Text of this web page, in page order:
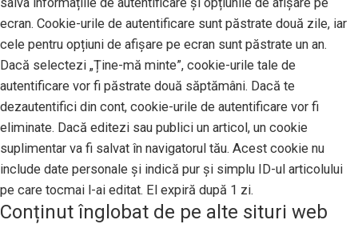
ecran. Cookie-urile de autentificare sunt păstrate două zile, iar
cele pentru opțiuni de afișare pe ecran sunt păstrate un an.
Dacă selectezi „Ține-mă minte”, cookie-urile tale de
autentificare vor fi păstrate două săptămâni. Dacă te
dezautentifici din cont, cookie-urile de autentificare vor fi
eliminate. Dacă editezi sau publici un articol, un cookie
suplimentar va fi salvat în navigatorul tău. Acest cookie nu
include date personale și indică pur și simplu ID-ul articolului
pe care tocmai l-ai editat. El expiră după 1 zi.
Conținut înglobat de pe alte situri web